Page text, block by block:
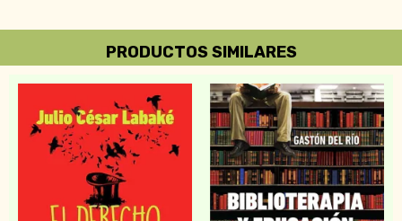
PRODUCTOS SIMILARES